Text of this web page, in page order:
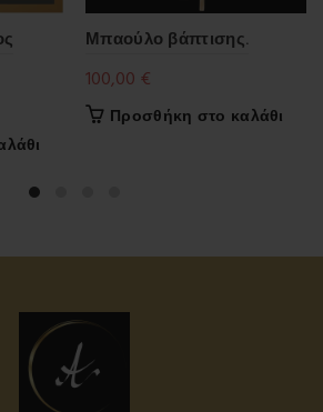
Μπαούλο βάπτισης.
100,00 €
Προσθήκη στο καλάθι